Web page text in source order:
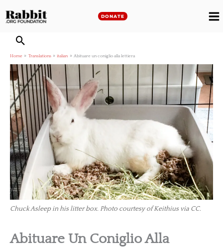
to
DONATE
Home Translations italian Abituare un coniglio alla lettiera
Chuck Asleep in his litter box. Photo courtesy of Keithius via CC.
Abituare Un Coniglio Alla